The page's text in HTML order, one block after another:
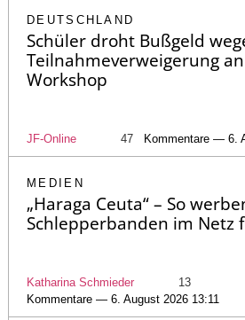
DEUTSCHLAND
Schüler droht Bußgeld
Teilnahmeverweigerung an
Workshop
JF-Online 47 Kommentare — 6.
MEDIEN
„Haraga Ceuta“ – So
Schlepperbanden im Netz
Katharina Schmieder
13
Kommentare — 6. August 2026 13:11